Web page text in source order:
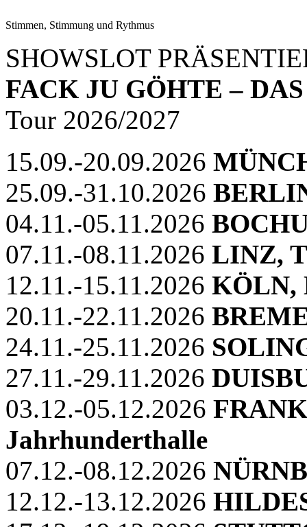
Stimmen, Stimmung und Rythmus
SHOWSLOT
FACK JU GÖHTE –
Tour 2026/2027
15.09.-20.09.2026
25.09.-31.10.2026
04.11.-05.11.2026
07.11.-08.11.2026 LINZ,
12.11.-15.11.2026 KÖLN,
20.11.-22.11.2026
24.11.-25.11.2026
27.11.-29.11.2026
03.12.-05.12.2026
Jahrhunderthalle
07.12.-08.12.2026
12.12.-13.12.2026